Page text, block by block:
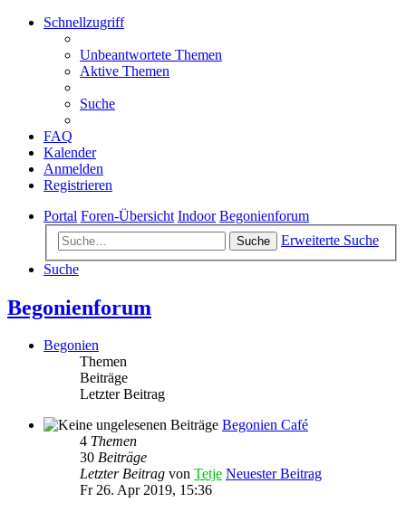
Schnellzugriff
Unbeantwortete Themen
Aktive Themen
Suche
FAQ
Kalender
Anmelden
Registrieren
Portal Foren-Übersicht Indoor Begonienforum
Suche
Erweiterte Suche
Suche
Begonienforum
Begonien
Themen
Beiträge
Letzter Beitrag
Begonien Café
4 Themen
30 Beiträge
Letzter Beitrag von Tetje Neuester Beitrag
Fr 26. Apr 2019, 15:36